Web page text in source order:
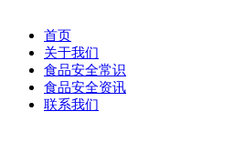
首页
关于我们
食品安全常识
食品安全资讯
联系我们